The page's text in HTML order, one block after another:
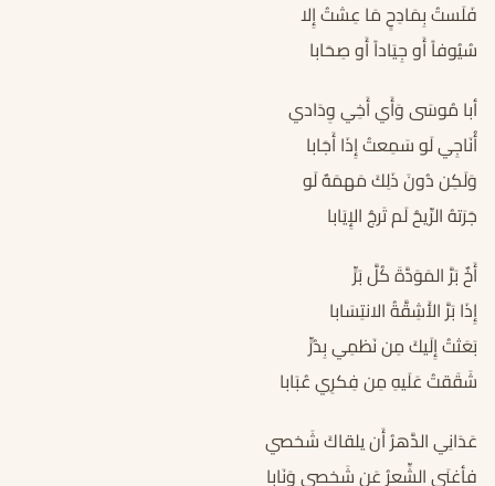
فَلَستُ بِمَادِحٍ مَا عِشتُ إِلا
سُيُوفاً أَو جِيَاداً أَو صِحَابا
أبا مُوسَى وَأَي أَخِي وِدَادي
أُنَاجِي لَو سَمِعتُ إِذَا أَجَابا
وَلَكِن دُونَ ذَلِكَ مَهمَهٌ لَو
جَرَتهُ الرِّيحُ لَم تَرجُ الإِيَابا
أَخٌ بَرَّ المَوَدَّةَ كُلَّ بَرٍّ
إِذَا بَرَّ الأَشِقَّةُ الانتِسَابا
بَعَثتُ إِلَيكَ مِن نَظمِي بِدُرٍّ
شَقَقتُ عَلَيهِ مِن فِكرِي عُبَابا
عَدَانِي الدَّهرُ أَن يلقاكَ شَخصي
فأغنَى الشِّعرُ عَن شَخصي وَنَابا